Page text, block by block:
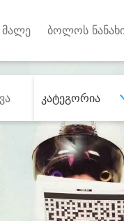
მალე ბოლოს
კატეგორია